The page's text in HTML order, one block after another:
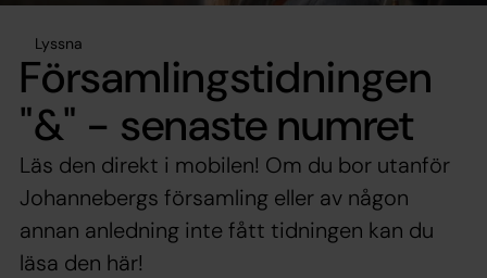
Lyssna
Församlingstidningen
"&" - senaste numret
Läs den direkt i mobilen! Om du bor utanför
Johannebergs församling eller av någon
annan anledning inte fått tidningen kan du
läsa den här!